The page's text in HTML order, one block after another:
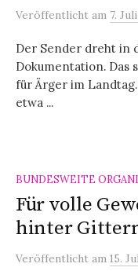
Veröffentlicht am 7.
Der Sender dreht in
Dokumentation. Das
für Ärger im
etwa ...
BUNDESWEITE
Für volle
hinter
Veröffentlicht am 15.